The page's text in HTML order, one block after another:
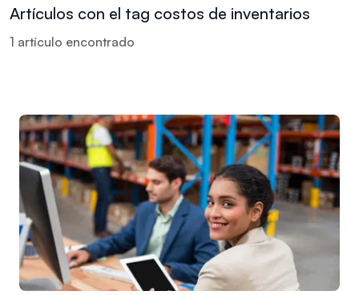
Artículos con el tag costos de inventarios
1 artículo encontrado